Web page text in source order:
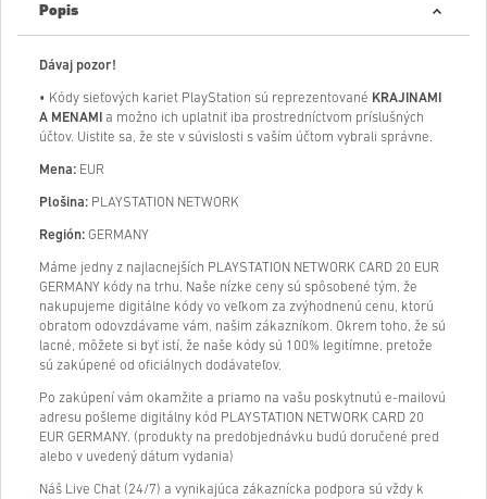
Popis
Dávaj pozor!
• Kódy sieťových kariet PlayStation sú reprezentované KRAJINAMI
A MENAMI
a možno ich uplatniť iba prostredníctvom príslušných
účtov. Uistite sa, že ste v súvislosti s vaším účtom vybrali správne.
Mena: EUR
Plošina: PLAYSTATION NETWORK
Región: GERMANY
Máme jedny z najlacnejších PLAYSTATION NETWORK CARD 20 EUR
GERMANY kódy na trhu. Naše nízke ceny sú spôsobené tým, že
nakupujeme digitálne kódy vo veľkom za zvýhodnenú cenu, ktorú
obratom odovzdávame vám, našim zákazníkom. Okrem toho, že sú
lacné, môžete si byť istí, že naše kódy sú 100% legitímne, pretože
sú zakúpené od oficiálnych dodávateľov.
Po zakúpení vám okamžite a priamo na vašu poskytnutú e-mailovú
adresu pošleme digitálny kód PLAYSTATION NETWORK CARD 20
EUR GERMANY. (produkty na predobjednávku budú doručené pred
alebo v uvedený dátum vydania)
Náš Live Chat (24/7) a vynikajúca zákaznícka podpora sú vždy k